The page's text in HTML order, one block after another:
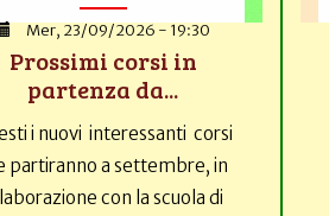
Mer, 23/09/2026 - 19:30
Prossimi corsi in
partenza da...
i nuovi interessanti corsi
partiranno a settembre, in
con la scuola di